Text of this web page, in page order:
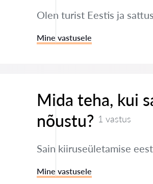
Olen turist Eestis ja
Mine vastusele
Mida teha, kui
nõustu? 1 vastus
Sain kiiruseületamise
Mine vastusele